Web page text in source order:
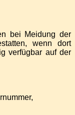
bei Meidung der
wenn dort
verfügbar auf der